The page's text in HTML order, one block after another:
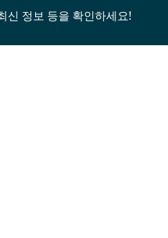
신 정보 등을 확인하세요!